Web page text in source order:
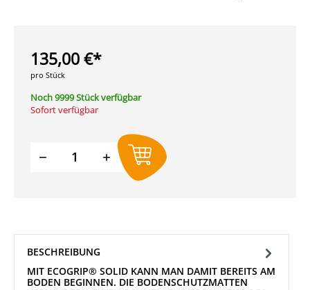
135,00 €*
pro Stück
Noch 9999 Stück verfügbar
Sofort verfügbar
Produkt Anzahl: Gib den
BESCHREIBUNG
MIT ECOGRIP® SOLID KANN MAN DAMIT BEREITS AM
BODEN BEGINNEN. DIE BODENSCHUTZMATTEN